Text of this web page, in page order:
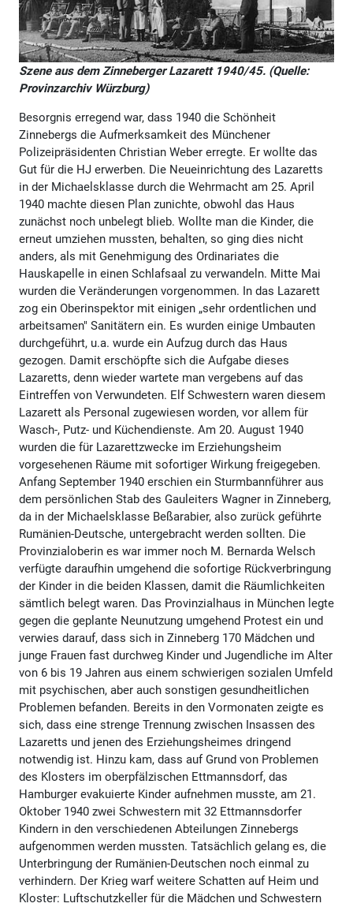
Szene aus dem Zinneberger Lazarett 1940/45. (Quelle:
Provinzarchiv Würzburg)
Besorgnis erregend war, dass 1940 die Schönheit
Zinnebergs die Aufmerksamkeit des Münchener
Polizeipräsidenten Christian Weber erregte. Er wollte das
Gut für die HJ erwerben. Die Neueinrichtung des Lazaretts
in der Michaelsklasse durch die Wehrmacht am 25. April
1940 machte diesen Plan zunichte, obwohl das Haus
zunächst noch unbelegt blieb. Wollte man die Kinder, die
erneut umziehen mussten, behalten, so ging dies nicht
anders, als mit Genehmigung des Ordinariates die
Hauskapelle in einen Schlafsaal zu verwandeln. Mitte Mai
wurden die Veränderungen vorgenommen. In das Lazarett
zog ein Oberinspektor mit einigen „sehr ordentlichen und
arbeitsamen" Sanitätern ein. Es wurden einige Umbauten
durchgeführt, u.a. wurde ein Aufzug durch das Haus
gezogen. Damit erschöpfte sich die Aufgabe dieses
Lazaretts, denn wieder wartete man vergebens auf das
Eintreffen von Verwundeten. Elf Schwestern waren diesem
Lazarett als Personal zugewiesen worden, vor allem für
Wasch-, Putz- und Küchendienste. Am 20. August 1940
wurden die für Lazarettzwecke im Erziehungsheim
vorgesehenen Räume mit sofortiger Wirkung freigegeben.
Anfang September 1940 erschien ein Sturmbannführer aus
dem persönlichen Stab des Gauleiters Wagner in Zinneberg,
da in der Michaelsklasse Beßarabier, also zurück geführte
Rumänien-Deutsche, untergebracht werden sollten. Die
Provinzialoberin es war immer noch M. Bernarda Welsch
verfügte daraufhin umgehend die sofortige Rückverbringung
der Kinder in die beiden Klassen, damit die Räumlichkeiten
sämtlich belegt waren. Das Provinzialhaus in München legte
gegen die geplante Neunutzung umgehend Protest ein und
verwies darauf, dass sich in Zinneberg 170 Mädchen und
junge Frauen fast durchweg Kinder und Jugendliche im Alter
von 6 bis 19 Jahren aus einem schwierigen sozialen Umfeld
mit psychischen, aber auch sonstigen gesundheitlichen
Problemen befanden. Bereits in den Vormonaten zeigte es
sich, dass eine strenge Trennung zwischen Insassen des
Lazaretts und jenen des Erziehungsheimes dringend
notwendig ist. Hinzu kam, dass auf Grund von Problemen
des Klosters im oberpfälzischen Ettmannsdorf, das
Hamburger evakuierte Kinder aufnehmen musste, am 21.
Oktober 1940 zwei Schwestern mit 32 Ettmannsdorfer
Kindern in den verschiedenen Abteilungen Zinnebergs
aufgenommen werden mussten. Tatsächlich gelang es, die
Unterbringung der Rumänien-Deutschen noch einmal zu
verhindern. Der Krieg warf weitere Schatten auf Heim und
Kloster: Luftschutzkeller für die Mädchen und Schwestern